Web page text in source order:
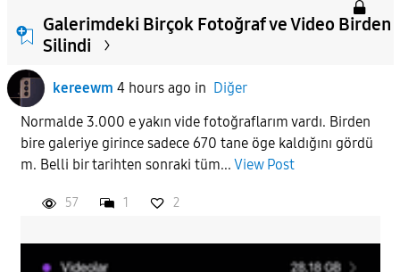
Galerimdeki Birçok Fotoğraf ve Video Birden
Silindi
kereewm 4 hours ago in Diğer
Normalde 3.000 e yakın vide fotoğraflarım vardı. Birden
bire galeriye girince sadece 670 tane öge kaldığını gördü
m. Belli bir tarihten sonraki tüm... View Post
57 1 2